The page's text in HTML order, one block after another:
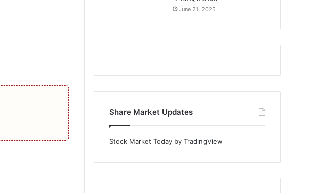
June 21, 2025
Share Market Updates
Stock Market Today by TradingView